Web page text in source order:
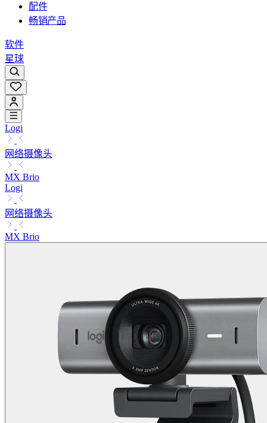
配件
畅销产品
软件
星球
Logi
网络摄像头
MX Brio
Logi
网络摄像头
MX Brio